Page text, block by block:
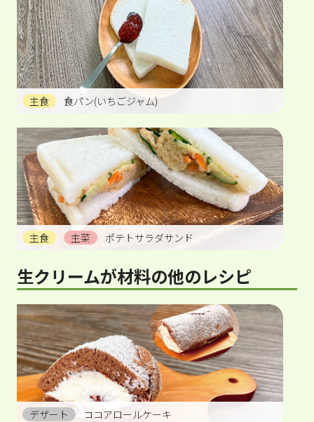
主食 食パン(いちごジャム)
主食 主菜 ポテトサラダサンド
生クリームが材料の他のレシピ
デザート ココアロールケーキ